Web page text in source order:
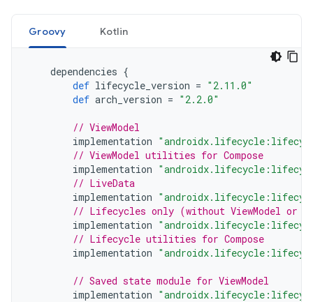
Groovy Kotlin
dependencies {
def lifecycle_version = "2.11.0"
def arch_version = "2.2.0"
// ViewModel
implementation
// ViewModel utilities for Compose
implementation
// LiveData
implementation
// Lifecycles only (without ViewModel or
implementation
// Lifecycle utilities for Compose
implementation
// Saved state module for ViewModel
implementation